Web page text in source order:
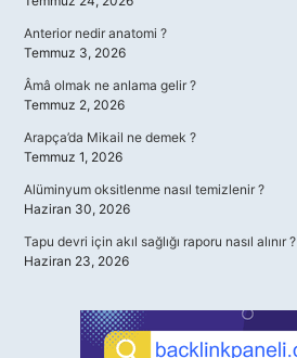
Anterior nedir anatomi ?
Temmuz 3, 2026
Âmâ olmak ne anlama gelir ?
Temmuz 2, 2026
Arapça’da Mikail ne demek ?
Temmuz 1, 2026
Alüminyum oksitlenme nasıl temizlenir ?
Haziran 30, 2026
Tapu devri için akıl sağlığı raporu nasıl alınır ?
Haziran 23, 2026